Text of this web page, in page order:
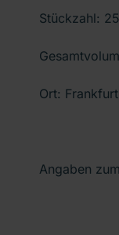
Stückzahl:
Ort:
Angaben